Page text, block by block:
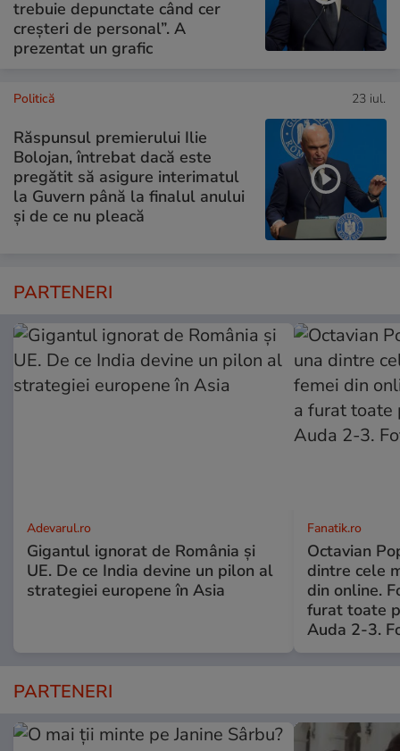
trebuie depunctate când cer
creșteri de personal”. A
prezentat un grafic
Politică 23 iul.
Răspunsul premierului Ilie
Bolojan, întrebat dacă este
pregătit să asigure interimatul
la Guvern până la finalul anului
și de ce nu pleacă
PARTENERI
Adevarul.ro
Gigantul ignorat de România și
UE. De ce India devine un pilon al
strategiei europene în Asia
Fanatik.ro
Octavian
dintre cele
din online.
furat toate
Auda 2-3.
PARTENERI